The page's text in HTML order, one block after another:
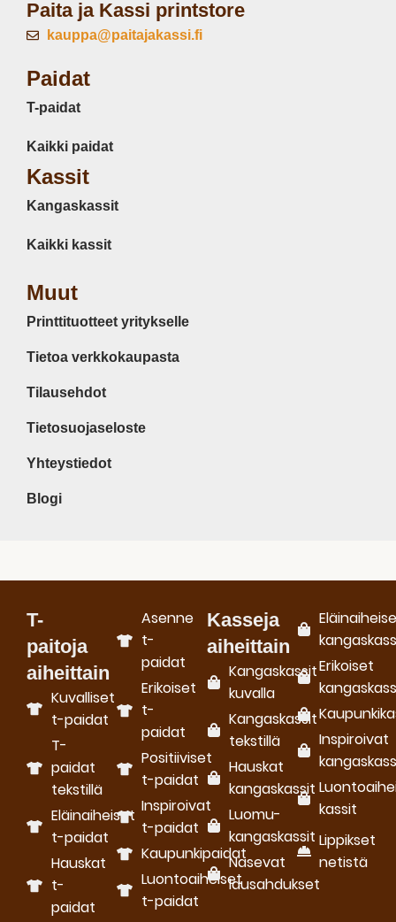
Paita ja Kassi printstore
kauppa@paitajakassi.fi
Paidat
T-paidat
Kaikki paidat
Kassit
Kangaskassit
Kaikki kassit
Muut
Printtituotteet yritykselle
Tietoa verkkokaupasta
Tilausehdot
Tietosuojaseloste
Yhteystiedot
Blogi
T-
paitoja
aiheittain
Kuvalliset
t-paidat
T-
paidat
tekstillä
Eläinaiheiset
t-paidat
Hauskat
t-
paidat
Asenne
t-
paidat
Erikoiset
t-
paidat
Positiiviset
t-paidat
Inspiroivat
t-paidat
Kaupunkipaidat
Luontoaiheiset
t-paidat
Kasseja
aiheittain
Kangaskassit
kuvalla
Kangaskassit
tekstillä
Hauskat
kangaskassit
Luomu­
kangaskassit
Nasevat
lausahdukset
Erikoiset
Inspiroivat
kassit
Lippikset
netistä